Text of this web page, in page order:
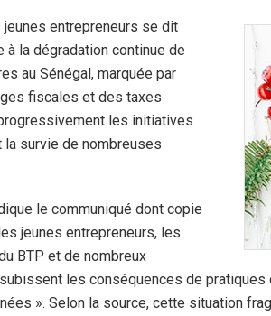
entrepreneurs se dit
la dégradation continue de
au Sénégal, marquée par
fiscales et des taxes
les initiatives
survie de nombreuses
le communiqué dont copie
jeunes entrepreneurs, les
BTP et de nombreux
les conséquences de pratiques
». Selon la source, cette situation